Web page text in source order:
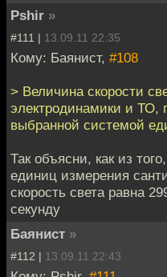
Pshir »
#111 | 13.09.11 22:35
Кому: Баянист, #108
> Величина скорости
электродинамики и ТО,
выбранной системой
Так объясни, как из
единиц измерения
скорость света равна
секунду
Баянист »
#112 | 13.09.11 22:43